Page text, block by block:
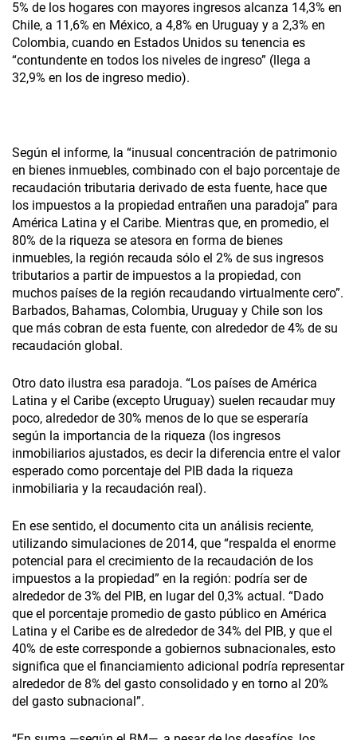
5% de los hogares con mayores ingresos alcanza 14,3% en
Chile, a 11,6% en México, a 4,8% en Uruguay y a 2,3% en
Colombia, cuando en Estados Unidos su tenencia es
“contundente en todos los niveles de ingreso” (llega a
32,9% en los de ingreso medio).
Según el informe, la “inusual concentración de patrimonio
en bienes inmuebles, combinado con el bajo porcentaje de
recaudación tributaria derivado de esta fuente, hace que
los impuestos a la propiedad entrañen una paradoja” para
América Latina y el Caribe. Mientras que, en promedio, el
80% de la riqueza se atesora en forma de bienes
inmuebles, la región recauda sólo el 2% de sus ingresos
tributarios a partir de impuestos a la propiedad, con
muchos países de la región recaudando virtualmente cero”.
Barbados, Bahamas, Colombia, Uruguay y Chile son los
que más cobran de esta fuente, con alrededor de 4% de su
recaudación global.
Otro dato ilustra esa paradoja. “Los países de América
Latina y el Caribe (excepto Uruguay) suelen recaudar muy
poco, alrededor de 30% menos de lo que se esperaría
según la importancia de la riqueza (los ingresos
inmobiliarios ajustados, es decir la diferencia entre el valor
esperado como porcentaje del PIB dada la riqueza
inmobiliaria y la recaudación real).
En ese sentido, el documento cita un análisis reciente,
utilizando simulaciones de 2014, que “respalda el enorme
potencial para el crecimiento de la recaudación de los
impuestos a la propiedad” en la región: podría ser de
alrededor de 3% del PIB, en lugar del 0,3% actual. “Dado
que el porcentaje promedio de gasto público en América
Latina y el Caribe es de alrededor de 34% del PIB, y que el
40% de este corresponde a gobiernos subnacionales, esto
significa que el financiamiento adicional podría representar
alrededor de 8% del gasto consolidado y en torno al 20%
del gasto subnacional”.